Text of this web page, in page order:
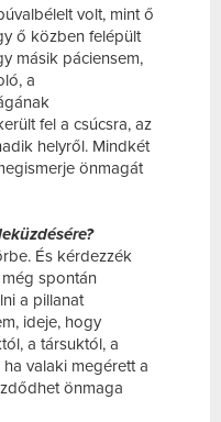
volt, mint ő
ő közben felépült
másik páciensem,
a
fel a csúcsra, az
helyről. Mindkét
önmagát
És kérdezzék
spontán
a pillanat
ideje, hogy
a társuktól, a
valaki megérett a
önmaga